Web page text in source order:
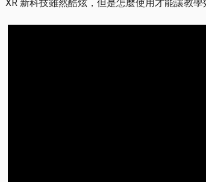
XR 新科技雖然酷炫，但是怎麼使用才能讓教